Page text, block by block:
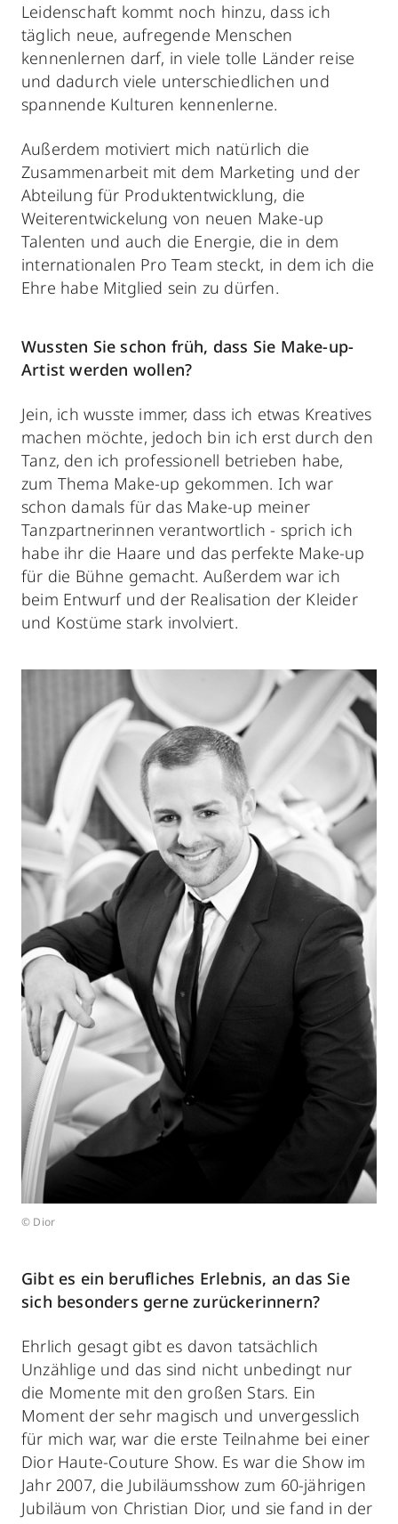
Leidenschaft kommt noch hinzu, dass ich
täglich neue, aufregende Menschen
kennenlernen darf, in viele tolle Länder reise
und dadurch viele unterschiedlichen und
spannende Kulturen kennenlerne.
Außerdem motiviert mich natürlich die
Zusammenarbeit mit dem Marketing und der
Abteilung für Produktentwicklung, die
Weiterentwickelung von neuen Make-up
Talenten und auch die Energie, die in dem
internationalen Pro Team steckt, in dem ich die
Ehre habe Mitglied sein zu dürfen.
Wussten Sie schon früh, dass Sie Make-up-
Artist werden wollen?
Jein, ich wusste immer, dass ich etwas Kreatives
machen möchte, jedoch bin ich erst durch den
Tanz, den ich professionell betrieben habe,
zum Thema Make-up gekommen. Ich war
schon damals für das Make-up meiner
Tanzpartnerinnen verantwortlich - sprich ich
habe ihr die Haare und das perfekte Make-up
für die Bühne gemacht. Außerdem war ich
beim Entwurf und der Realisation der Kleider
und Kostüme stark involviert.
© Dior
Gibt es ein berufliches Erlebnis, an das Sie
sich besonders gerne zurückerinnern?
Ehrlich gesagt gibt es davon tatsächlich
Unzählige und das sind nicht unbedingt nur
die Momente mit den großen Stars. Ein
Moment der sehr magisch und unvergesslich
für mich war, war die erste Teilnahme bei einer
Dior Haute-Couture Show. Es war die Show im
Jahr 2007, die Jubiläumsshow zum 60-jährigen
Jubiläum von Christian Dior, und sie fand in der